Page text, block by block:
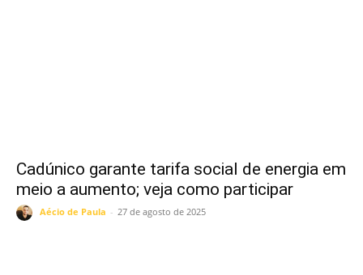
Cadúnico garante tarifa social de energia em
meio a aumento; veja como participar
Aécio de Paula - 27 de agosto de 2025